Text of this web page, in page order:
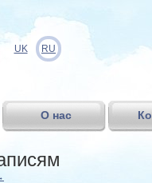
UK RU
О нас